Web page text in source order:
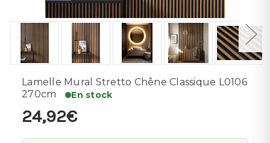
Lamelle Mural Stretto Chêne Classique L0106
270cm
En stock
24,92€